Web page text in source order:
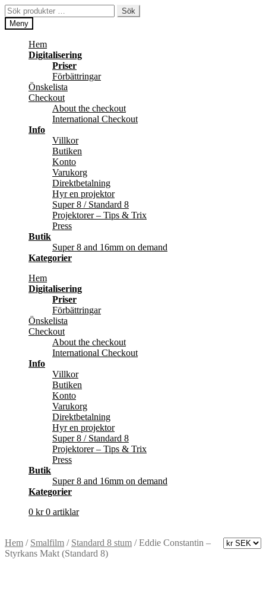
Hoppa
till
navigering
Hoppa
till
innehåll
Sök
efter:
Sök
Meny
Hem
Digitalisering
Priser
Förbättringar
Önskelista
Checkout
About the checkout
International Checkout
Info
Villkor
Butiken
Konto
Varukorg
Direktbetalning
Hyr en projektor
Super 8 / Standard 8
Projektorer – Tips & Trix
Press
Butik
Super 8 and 16mm on demand
Kategorier
Hem
Digitalisering
Priser
Förbättringar
Önskelista
Checkout
About the checkout
International Checkout
Info
Villkor
Butiken
Konto
Varukorg
Direktbetalning
Hyr en projektor
Super 8 / Standard 8
Projektorer – Tips & Trix
Press
Butik
Super 8 and 16mm on demand
Kategorier
0 kr 0 artiklar
Hem / Smalfilm / Standard 8 stum /Eddie Constantin –
Styrkans Makt (Standard 8)